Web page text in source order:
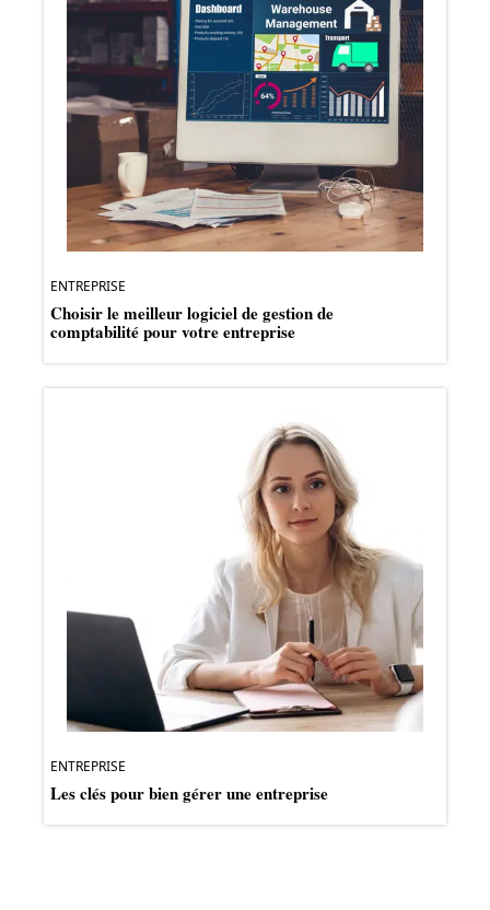
ENTREPRISE
Choisir le meilleur logiciel de gestion de
comptabilité pour votre entreprise
ENTREPRISE
Les clés pour bien gérer une entreprise